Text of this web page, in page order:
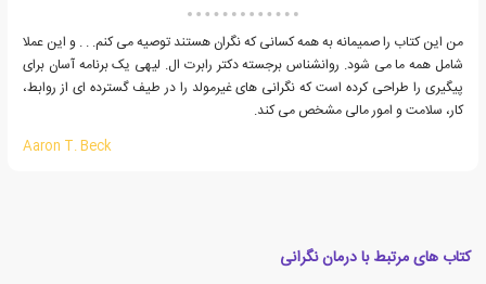
من این کتاب را صمیمانه به همه کسانی که نگران هستند توصیه می کنم. . . و این عملا
شامل همه ما می شود. روانشناس برجسته دکتر رابرت ال. لیهی یک برنامه آسان برای
پیگیری را طراحی کرده است که نگرانی های غیرمولد را در طیف گسترده ای از روابط،
کار، سلامت و امور مالی مشخص می کند.
Aaron T. Beck
کتاب های مرتبط با درمان نگرانی